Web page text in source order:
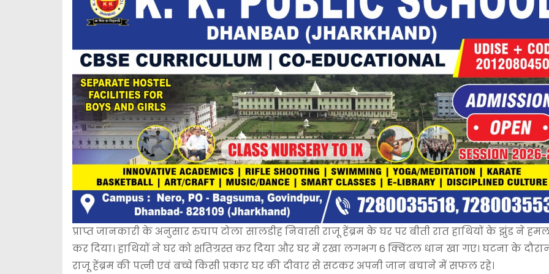
प्राप्त जानकारी के अनुसार रुचाप टोला सालडीह निवासी राजू हेंब्रम के घर पर बीती रात हाथियों के झुंड ने
कर दिया। हाथियों ने घर को क्षतिग्रस्त कर दिया और घर में रखा लगभग 6 क्विंटल धान खा गए। घटना के
राजू हेंब्रम की पत्नी एवं बच्चे किसी प्रकार घर की दीवार से सटकर अपनी जान बचाने में सफल रहे।